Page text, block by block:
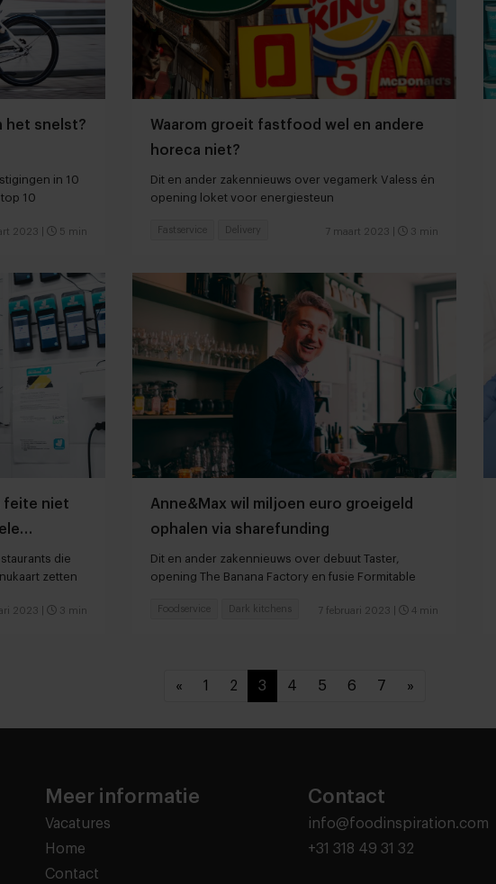
het snelst?
in 10
10
2023 5 min
Waarom groeit fastfood wel en andere
horeca niet?
Dit en ander zakennieuws over vegamerk Valess én
opening loket voor energiesteun
7 maart 2023 3 min
Fastservice Delivery
feite niet
die
zetten
2023 3 min
Anne&Max wil miljoen euro groeigeld
ophalen via sharefunding
Dit en ander zakennieuws over debuut Taster,
opening The Banana Factory en fusie Formitable
7 februari 2023 4 min
Foodservice Dark kitchens
« 1 2 3 4 5 6 7 »
Meer informatie
Vacatures
Home
Contact
Contact
info@foodinspiration.com
+31 318 49 31 32